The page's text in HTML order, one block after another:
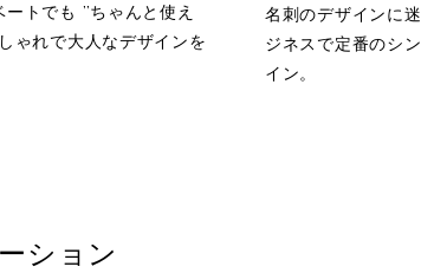
トでも ”ちゃんと使え
ゃれで大人なデザインを
名刺のデザインに
ジネスで定番のシ
イン。
ション